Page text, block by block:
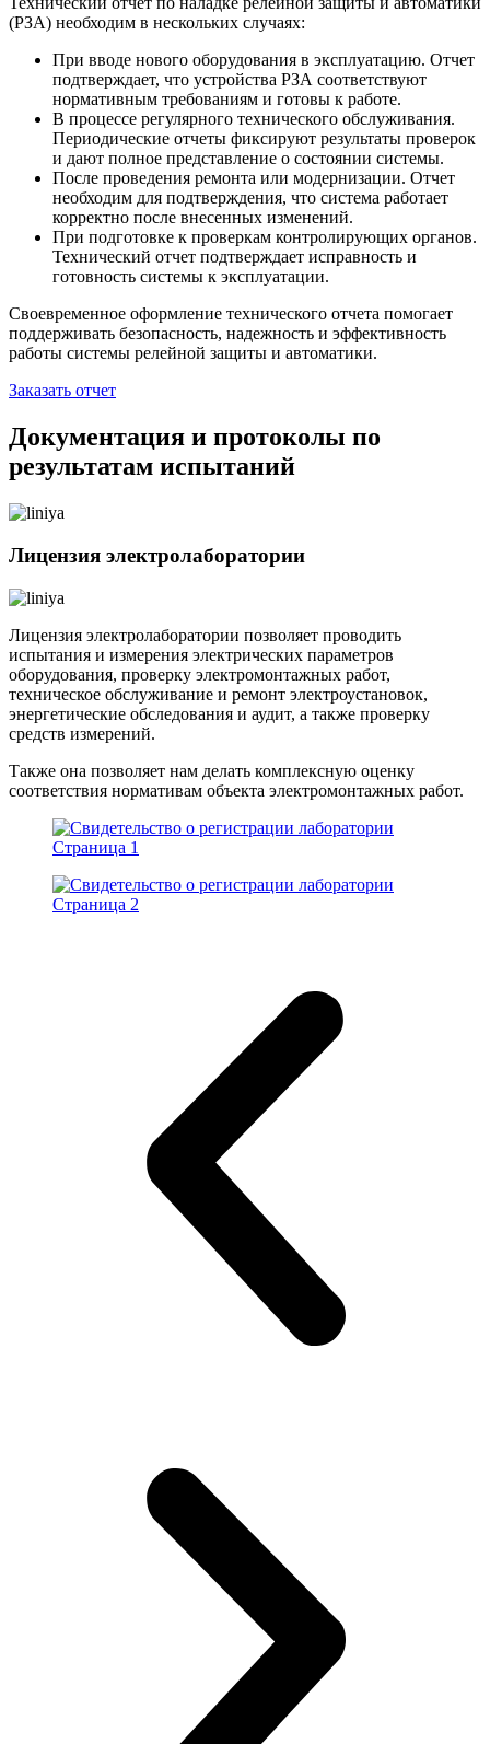
(РЗА) необходим в нескольких случаях:
При вводе нового оборудования в эксплуатацию. Отчет
подтверждает, что устройства РЗА соответствуют
нормативным требованиям и готовы к работе.
В процессе регулярного технического обслуживания.
Периодические отчеты фиксируют результаты проверок
и дают полное представление о состоянии системы.
После проведения ремонта или модернизации. Отчет
необходим для подтверждения, что система работает
корректно после внесенных изменений.
При подготовке к проверкам контролирующих органов.
Технический отчет подтверждает исправность и
готовность системы к эксплуатации.
Своевременное оформление технического отчета помогает
поддерживать безопасность, надежность и эффективность
работы системы релейной защиты и автоматики.
Заказать отчет
Документация и протоколы по
результатам испытаний
Лицензия электролаборатории
Лицензия электролаборатории позволяет проводить
испытания и измерения электрических параметров
оборудования, проверку электромонтажных работ,
техническое обслуживание и ремонт электроустановок,
энергетические обследования и аудит, а также проверку
средств измерений.
Также она позволяет нам делать комплексную оценку
соответствия нормативам объекта электромонтажных работ.